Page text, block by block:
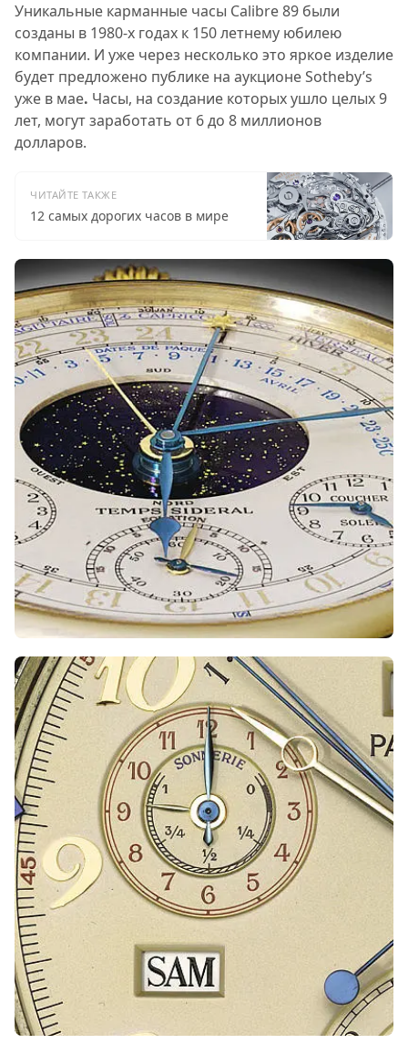
Уникальные карманные часы Calibre 89 были
созданы в 1980-х годах к 150 летнему юбилею
компании. И уже через несколько это яркое изделие
будет предложено публике на аукционе Sotheby’s
уже в мае. Часы, на создание которых ушло целых 9
лет, могут заработать от 6 до 8 миллионов
долларов.
ЧИТАЙТЕ ТАКЖЕ
12 самых дорогих часов в мире